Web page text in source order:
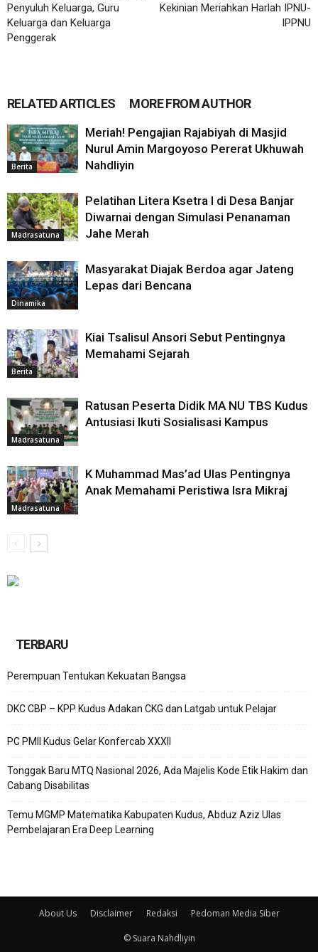
Penyuluh Keluarga, Guru
Keluarga dan Keluarga
Penggerak
Kekinian Meriahkan Harlah IPNU-
IPPNU
RELATED ARTICLES MORE FROM AUTHOR
Berita
Meriah! Pengajian Rajabiyah di Masjid
Nurul Amin Margoyoso Pererat Ukhuwah
Nahdliyin
Madrasatuna
Pelatihan Litera Ksetra I di Desa Banjar
Diwarnai dengan Simulasi Penanaman
Jahe Merah
Dinamika
Masyarakat Diajak Berdoa agar Jateng
Lepas dari Bencana
Berita
Kiai Tsalisul Ansori Sebut Pentingnya
Memahami Sejarah
Madrasatuna
Ratusan Peserta Didik MA NU TBS Kudus
Antusiasi Ikuti Sosialisasi Kampus
Madrasatuna
K Muhammad Mas’ad Ulas Pentingnya
Anak Memahami Peristiwa Isra Mikraj
TERBARU
Perempuan Tentukan Kekuatan Bangsa
DKC CBP – KPP Kudus Adakan CKG dan Latgab untuk Pelajar
PC PMII Kudus Gelar Konfercab XXXII
Tonggak Baru MTQ Nasional 2026, Ada Majelis Kode Etik Hakim dan
Cabang Disabilitas
Temu MGMP Matematika Kabupaten Kudus, Abduz Aziz Ulas
Pembelajaran Era Deep Learning
About Us Disclaimer Redaksi Pedoman Media Siber
© Suara Nahdliyin